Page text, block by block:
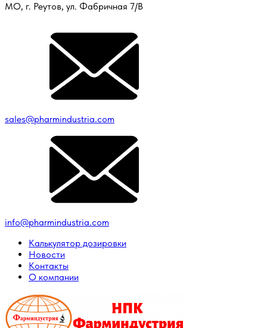
МО, г. Реутов, ул. Фабричная 7/В
sales@pharmindustria.com
info@pharmindustria.com
Калькулятор дозировки
Новости
Контакты
О компании